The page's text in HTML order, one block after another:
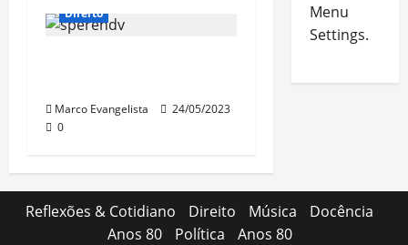
Direito
Marco Evangelista
24/05/2023
0
Menu
Settings.
Reflexões & Cotidiano Direito Música
Docência
Anos 80
Política Anos 80